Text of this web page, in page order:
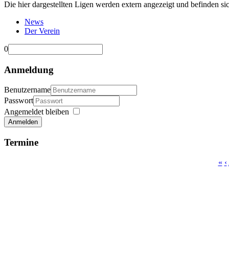
Die hier dargestellten Ligen werden extern angezeigt und befinden
News
Der Verein
0
Anmeldung
Benutzername
Passwort
Angemeldet bleiben
Anmelden
Termine
« ‹